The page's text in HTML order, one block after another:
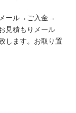
ール→ご入金→
見積もりメール
します。お取り置